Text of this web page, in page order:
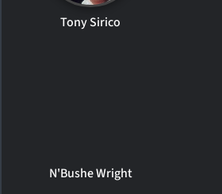
Tony Sirico
N'Bushe Wright